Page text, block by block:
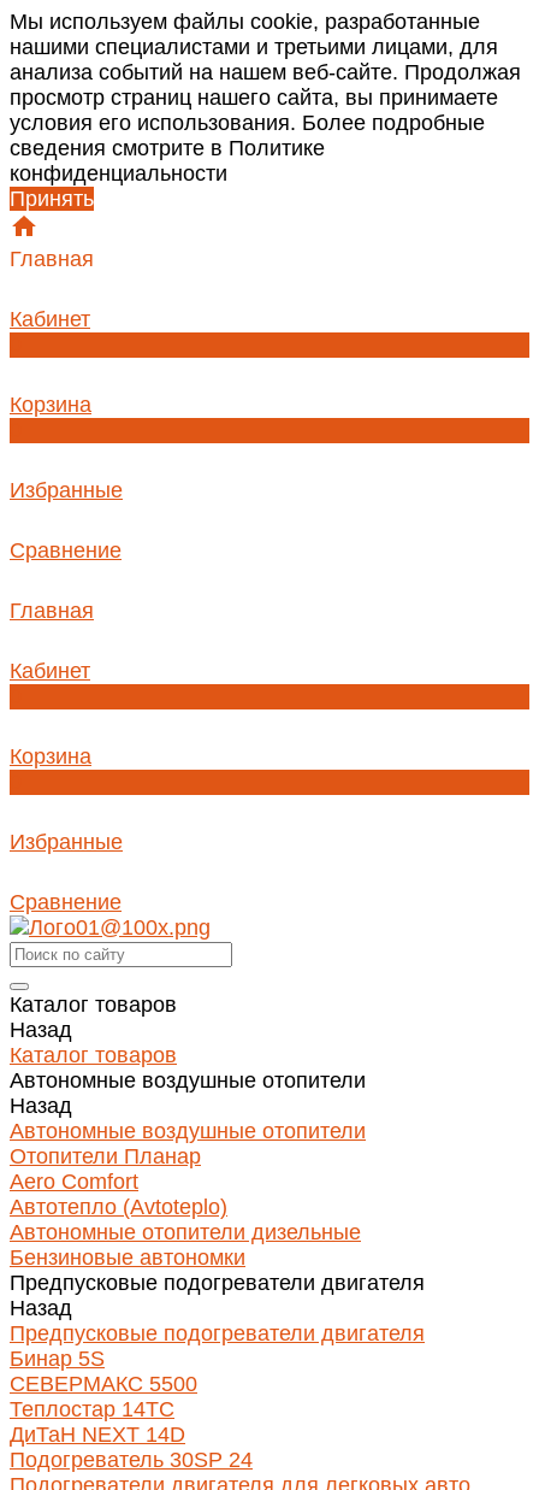
Мы используем файлы cookie, разработанные
нашими специалистами и третьими лицами, для
анализа событий на нашем веб-сайте. Продолжая
просмотр страниц нашего сайта, вы принимаете
условия его использования. Более подробные
сведения смотрите в Политике
конфиденциальности
Принять
Главная
Кабинет
Корзина
Избранные
Сравнение
Главная
Кабинет
Корзина
Избранные
Сравнение
Каталог товаров
Назад
Каталог товаров
Автономные воздушные отопители
Назад
Автономные воздушные отопители
Отопители Планар
Aero Comfort
Автотепло (Avtoteplo)
Автономные отопители дизельные
Бензиновые автономки
Предпусковые подогреватели двигателя
Назад
Предпусковые подогреватели двигателя
Бинар 5S
СЕВЕРМАКС 5500
Теплостар 14ТС
ДиТаН NEXT 14D
Подогреватель 30SP 24
Подогреватели двигателя для легковых авто